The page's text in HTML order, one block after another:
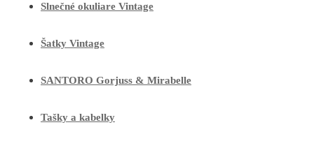
Slnečné okuliare Vintage
Šatky Vintage
SANTORO Gorjuss & Mirabelle
Tašky a kabelky